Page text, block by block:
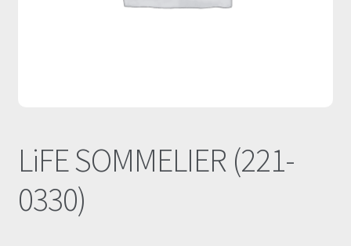
LiFE SOMMELIER (221-
0330)